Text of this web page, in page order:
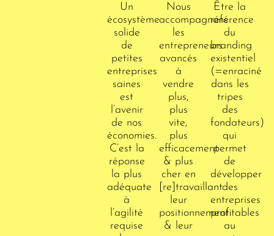
Un
écosystème
solide
de
petites
entreprises
saines
est
l’avenir
de nos
économies.
C’est la
réponse
la plus
adéquate
à
l’agilité
requise
Nous
accompagnons
les
entrepreneurs
avancés
à
vendre
plus,
plus
vite,
plus
efficacement
& plus
cher en
[re]travaillant
leur
positionnement
& leur
Être la
référence
du
branding
existentiel
(=enraciné
dans les
tripes
des
fondateurs)
qui
permet
de
développer
des
entreprises
profitables
au